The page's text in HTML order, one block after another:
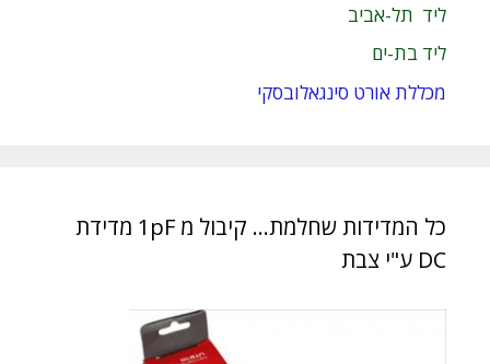
ליד תל-אביב
ליד בת-ים
מכללת אורט סינגאלובסקי
כל המדידות שחלמת… קיבול מ 1pF מדידת
DC ע"י צבת